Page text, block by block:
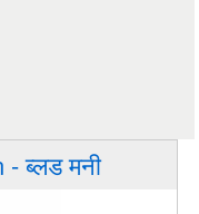
ब्लड मनी